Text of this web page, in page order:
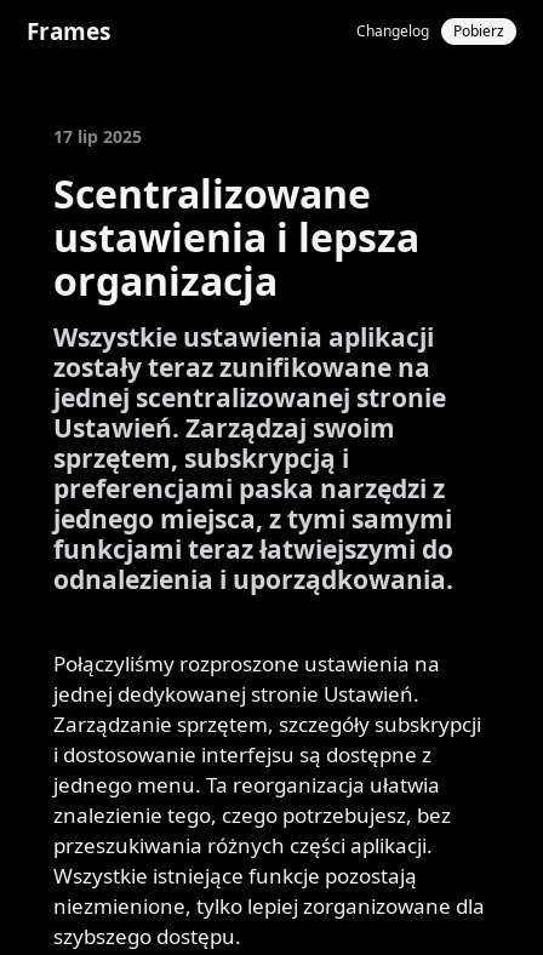
Frames Changelog Pobierz
17 lip 2025
Scentralizowane
ustawienia i lepsza
organizacja
Wszystkie ustawienia aplikacji
zostały teraz zunifikowane na
jednej scentralizowanej stronie
Ustawień. Zarządzaj swoim
sprzętem, subskrypcją i
preferencjami paska narzędzi z
jednego miejsca, z tymi samymi
funkcjami teraz łatwiejszymi do
odnalezienia i uporządkowania.
Połączyliśmy rozproszone ustawienia na
jednej dedykowanej stronie Ustawień.
Zarządzanie sprzętem, szczegóły subskrypcji
i dostosowanie interfejsu są dostępne z
jednego menu. Ta reorganizacja ułatwia
znalezienie tego, czego potrzebujesz, bez
przeszukiwania różnych części aplikacji.
Wszystkie istniejące funkcje pozostają
niezmienione, tylko lepiej zorganizowane dla
szybszego dostępu.